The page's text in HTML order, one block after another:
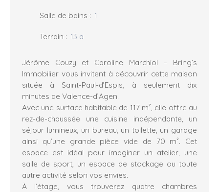
Salle de bains : 1
Terrain : 13 a
Jérôme Couzy et Caroline Marchiol – Bring’s
Immobilier vous invitent à découvrir cette maison
située à Saint-Paul-d’Espis, à seulement dix
minutes de Valence-d’Agen.
Avec une surface habitable de 117 m², elle offre au
rez-de-chaussée une cuisine indépendante, un
séjour lumineux, un bureau, un toilette, un garage
ainsi qu’une grande pièce vide de 70 m². Cet
espace est idéal pour imaginer un atelier, une
salle de sport, un espace de stockage ou toute
autre activité selon vos envies.
À l’étage, vous trouverez quatre chambres